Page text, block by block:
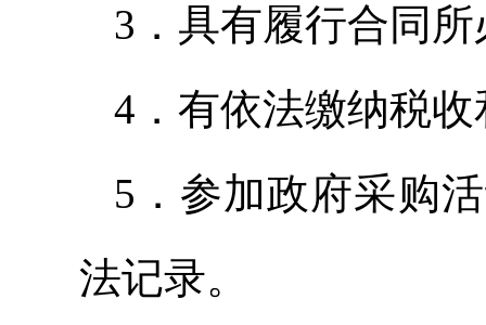
3．具有履行合同
4．有依法缴纳税
5．参加政府采购
法记录。